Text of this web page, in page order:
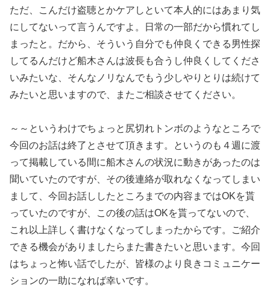
ただ、こんだけ盗聴とかケアしといて本人的にはあまり気
にしてないって言うんですよ。日常の一部だから慣れてし
まったと。だから、そういう自分でも仲良くできる男性探
してるんだけど船木さんは波長も合うし仲良くしてくださ
いみたいな、そんなノリなんでもう少しやりとりは続けて
みたいと思いますので、またご相談させてください。
～～というわけでちょっと尻切れトンボのようなところで
今回のお話は終了とさせて頂きます。というのも４週に渡
って掲載している間に船木さんの状況に動きがあったのは
聞いていたのですが、その後連絡が取れなくなってしまい
まして、今回お話ししたところまでの内容まではOKを貰
っていたのですが、この後の話はOKを貰ってないので、
これ以上詳しく書けなくなってしまったからです。ご紹介
できる機会がありましたらまた書きたいと思います。今回
はちょっと怖い話でしたが、皆様のより良きコミュニケー
ションの一助になれば幸いです。